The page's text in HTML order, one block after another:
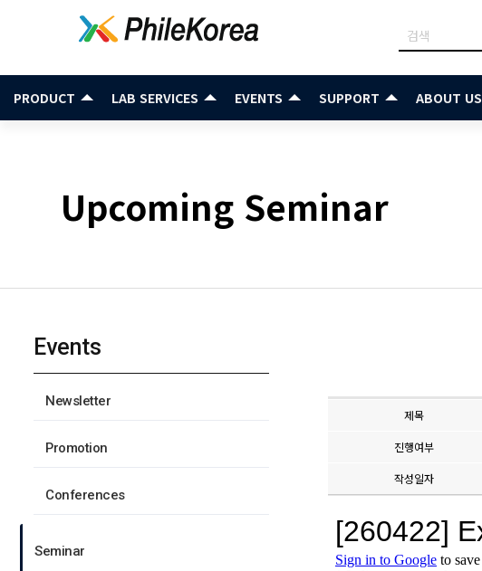
PRODUCT LAB SERVICES EVENTS SUPPORT ABOUT US
Upcoming Seminar
Events
Newsletter
Promotion
Conferences
Seminar
제목
진행여부
작성일자